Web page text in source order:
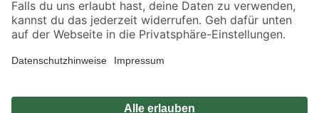
Alle Preisangaben in EUR inkl. gesetzl. MwSt.. Die dargestellten Angebote sind unter
Umständen nicht in allen Märkten verfügbar. Die angegebenen Verfügbarkeiten beziehen
Produkte nur solange der Vorrat reicht.
*Paketversand ab 59 € versandkostenfrei, gilt nicht für Artikel mit Speditionsversand, hier
Privatsphäre Impressum